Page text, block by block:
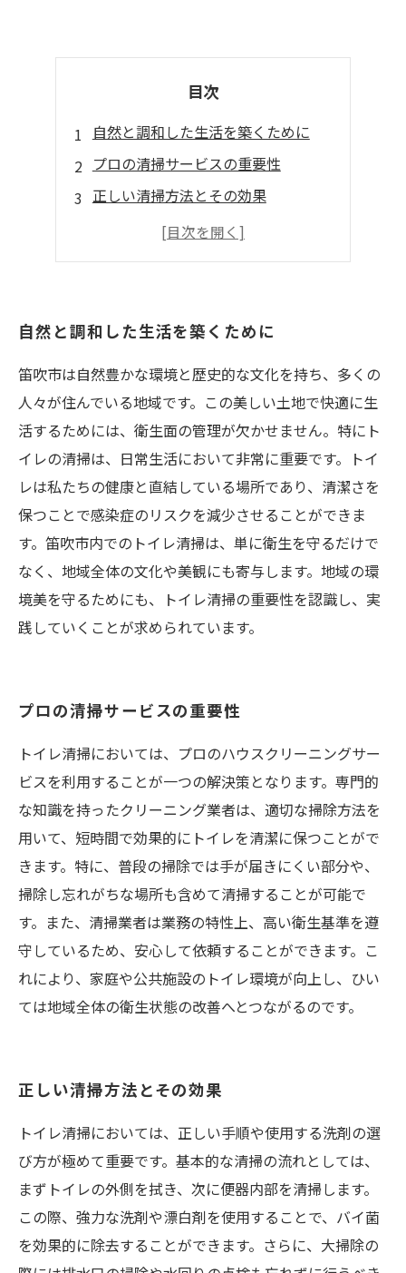
目次
自然と調和した生活を築くために
プロの清掃サービスの重要性
正しい清掃方法とその効果
地域の協力で衛生環境を守る
清掃の習慣が未来を作る
自然と調和した生活を築くために
笛吹市は自然豊かな環境と歴史的な文化を持ち、多くの
人々が住んでいる地域です。この美しい土地で快適に生
活するためには、衛生面の管理が欠かせません。特にト
イレの清掃は、日常生活において非常に重要です。トイ
レは私たちの健康と直結している場所であり、清潔さを
保つことで感染症のリスクを減少させることができま
す。笛吹市内でのトイレ清掃は、単に衛生を守るだけで
なく、地域全体の文化や美観にも寄与します。地域の環
境美を守るためにも、トイレ清掃の重要性を認識し、実
践していくことが求められています。
プロの清掃サービスの重要性
トイレ清掃においては、プロのハウスクリーニングサー
ビスを利用することが一つの解決策となります。専門的
な知識を持ったクリーニング業者は、適切な掃除方法を
用いて、短時間で効果的にトイレを清潔に保つことがで
きます。特に、普段の掃除では手が届きにくい部分や、
掃除し忘れがちな場所も含めて清掃することが可能で
す。また、清掃業者は業務の特性上、高い衛生基準を遵
守しているため、安心して依頼することができます。こ
れにより、家庭や公共施設のトイレ環境が向上し、ひい
ては地域全体の衛生状態の改善へとつながるのです。
正しい清掃方法とその効果
トイレ清掃においては、正しい手順や使用する洗剤の選
び方が極めて重要です。基本的な清掃の流れとしては、
まずトイレの外側を拭き、次に便器内部を清掃します。
この際、強力な洗剤や漂白剤を使用することで、バイ菌
を効果的に除去することができます。さらに、大掃除の